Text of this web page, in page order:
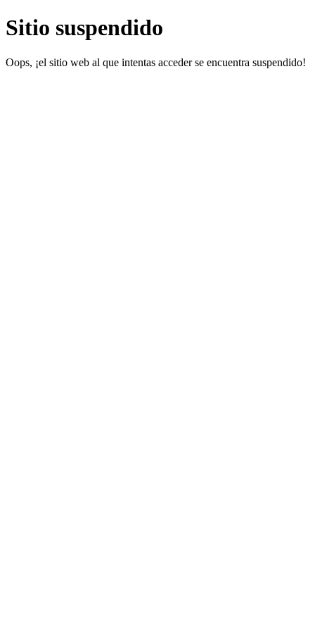
Sitio suspendido
Oops, ¡el sitio web al que intentas acceder se encuentra suspendido!